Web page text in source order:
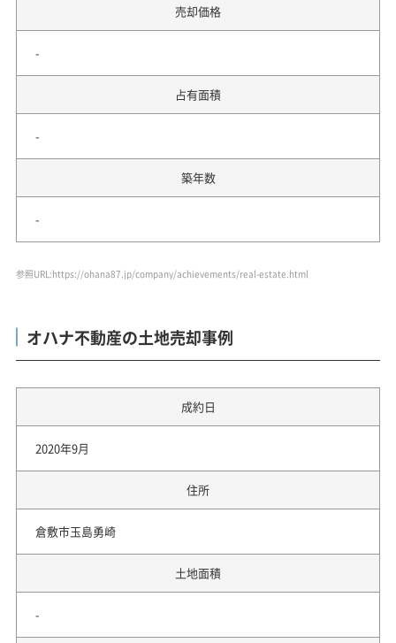
売却価格
-
占有面積
-
築年数
-
参照URL:https://ohana87.jp/company/achievements/real-estate.html
オハナ不動産の土地売却事例
成約日
2020年9月
住所
倉敷市玉島勇崎
土地面積
-